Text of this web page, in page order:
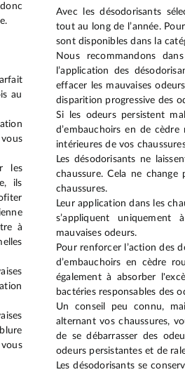
au
les
ils
à
Avec les désodorisants
tout au long de l’année.
sont disponibles dans la
Nous recommandons
l’application des
effacer les mauvaises
disparition progressive des
Si les odeurs persistent
d’embauchoirs en de
intérieures de vos
Les désodorisants ne
chaussure. Cela ne
chaussures.
Leur application dans les
s’appliquent
mauvaises odeurs.
Pour renforcer l’action des
d’embauchoirs en cèdre
également à absorber
bactéries responsables des
Un conseil peu connu,
alternant vos chaussures,
de se débarrasser des
odeurs persistantes et de
Les désodorisants se